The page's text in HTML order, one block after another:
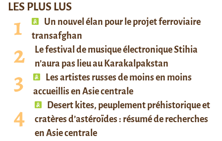
LES PLUS LUS
Un nouvel élan pour le projet ferroviaire
transafghan
Le festival de musique électronique Stihia
n’aura pas lieu au Karakalpakstan
Les artistes russes de moins en moins
accueillis en Asie centrale
Desert kites, peuplement préhistorique et
cratères d’astéroïdes : résumé de recherches
en Asie centrale